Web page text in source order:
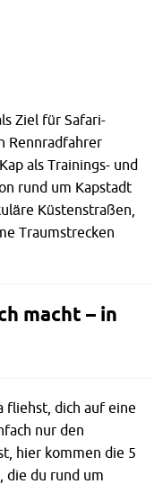
Ziel für Safari-
Rennradfahrer
als Trainings- und
rund um Kapstadt
Küstenstraßen,
Traumstrecken
macht – in
fliehst, dich auf eine
nur den
hier kommen die 5
, die du rund um